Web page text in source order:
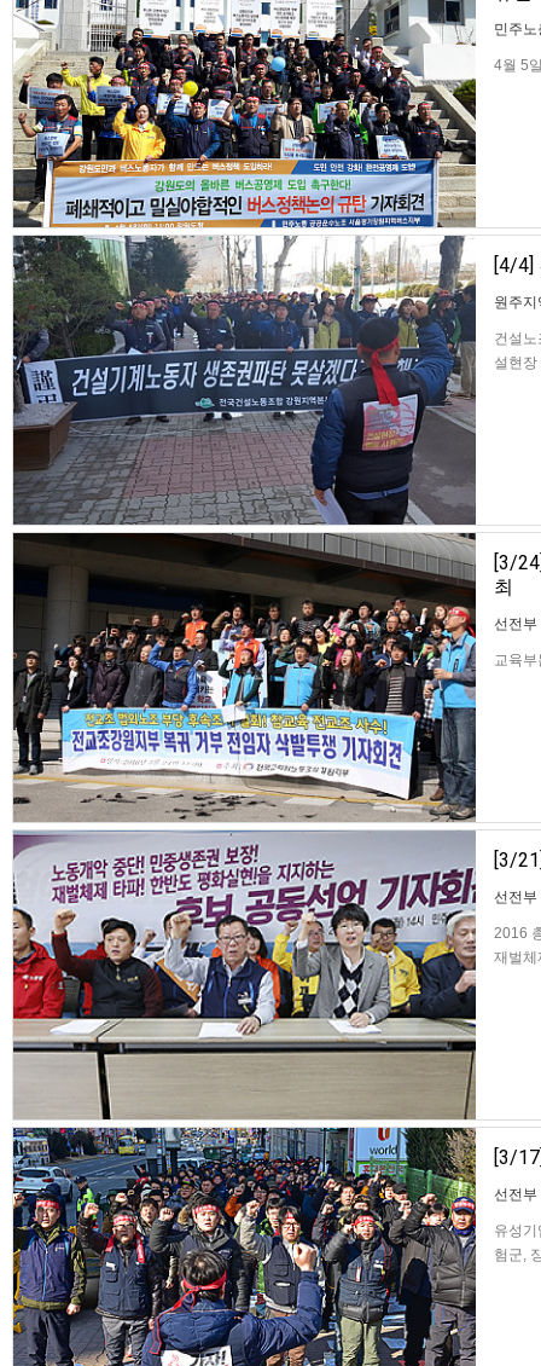
민주
4월 5
[4/4]
원주
건설
설현
[3/
최
선전부
교육
[3/
선전부
2016
재벌
[3/
선전부
유성
험군,